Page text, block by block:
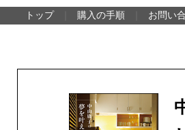
トップ 購入の手順 お問い